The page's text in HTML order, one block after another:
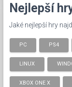
Nejlepší
Jaké nejlepší hry
PC PS4
LINUX
XBOX ONE X